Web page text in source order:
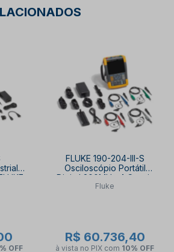
OFF
FLUKE 190-204-III-S
Osciloscópio Portátil
Digital 200MHz 4 Canais
Color com Cabo e
Fluke
R$ 60.736,40
à vista no PIX com 10% OFF